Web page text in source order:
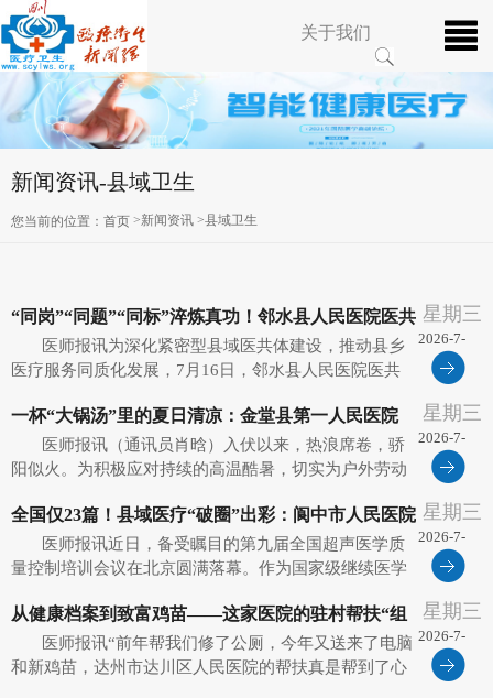
关于我们
新闻资讯-县域卫生
您当前的位置： 首页 >新闻资讯 >县域卫生
“同岗”“同题”“同标”淬炼真功！邻水县人民医院医共
体“沉浸式”跟班学习赋能基层
医师报讯为深化紧密型县域医共体建设，推动县乡
医疗服务同质化发展，7月16日，邻水县人民医院医共
骨干，赴总院开展了一场别开生面的“一对一、全流
程”沉浸式跟班学习。此次行...
星期三
2026-7-
28
一杯“大锅汤”里的夏日清凉：金堂县第一人民医院
的“医”靠与温度
医师报讯（通讯员肖晗）入伏以来，热浪席卷，骄
阳似火。为积极应对持续的高温酷暑，切实为户外劳动
医院迅速响应，推出一系列防暑降温便民服务举措。从
一碗清暑“大锅汤”到多点位...
星期三
2026-7-
28
全国仅23篇！县域医疗“破圈”出彩：阆中市人民医院
超声质控成果闪耀国家级学术平台
医师报讯近日，备受瞩目的第九届全国超声医学质
量控制培训会议在北京圆满落幕。作为国家级继续医学
中心主办、北京协和医院承办，汇聚了全国超声医学界
的顶尖专家与前沿成果。在全国...
星期三
2026-7-
28
从健康档案到致富鸡苗——这家医院的驻村帮扶“组
合拳”打出乡村振兴新气象
医师报讯“前年帮我们修了公厕，今年又送来了电脑
和新鸡苗，达州市达川区人民医院的帮扶真是帮到了心
星期三
2026-7-
28